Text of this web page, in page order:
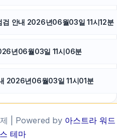
검 안내 2026년06월03일 11시12분
년06월03일 11시06분
2026년06월03일 11시01분
| Powered by 아스트라 워드
테마